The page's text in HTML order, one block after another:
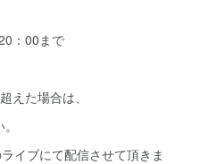
：00まで
えた場合は、
イブにて配信させて頂きま